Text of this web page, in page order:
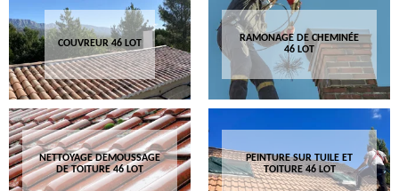
COUVREUR 46 LOT
RAMONAGE DE CHEMINÉE
46 LOT
NETTOYAGE DEMOUSSAGE
DE TOITURE 46 LOT
PEINTURE SUR TUILE ET
TOITURE 46 LOT